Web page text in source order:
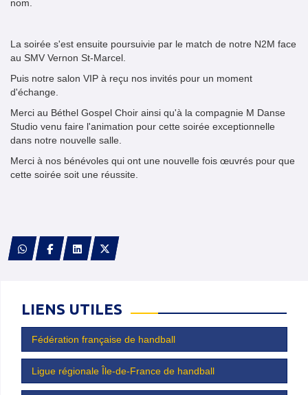
nom.
La soirée s'est ensuite poursuivie par le match de notre N2M face
au SMV Vernon St-Marcel.
Puis notre salon VIP à reçu nos invités pour un moment
d'échange.
Merci au Béthel Gospel Choir ainsi qu'à la compagnie M Danse
Studio venu faire l'animation pour cette soirée exceptionnelle
dans notre nouvelle salle.
Merci à nos bénévoles qui ont une nouvelle fois œuvrés pour que
cette soirée soit une réussite.
LIENS UTILES
Fédération française de handball
Ligue régionale Île-de-France de handball